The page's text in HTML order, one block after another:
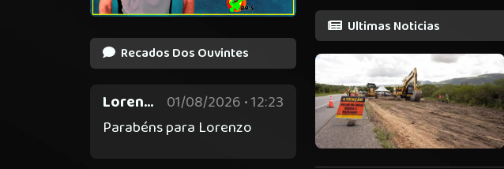
Recados Dos Ouvintes
Lorenzo 01/08/2026 • 12:23
Parabéns para Lorenzo
Ultimas Noticias